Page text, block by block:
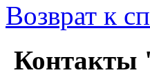
Возврат к
Контакты